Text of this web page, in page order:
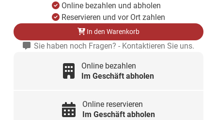
Online bezahlen und abholen
Reservieren und vor Ort zahlen
In den Warenkorb
Sie haben noch Fragen? - Kontaktieren Sie uns.
Online bezahlen
Im Geschäft abholen
Online reservieren
Im Geschäft abholen